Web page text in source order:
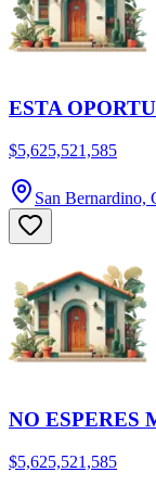
ESTA
$5,625,521,585
San Bernardino,
NO ESPERES
$5,625,521,585